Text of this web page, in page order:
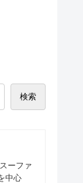
検索
ーファ
中心